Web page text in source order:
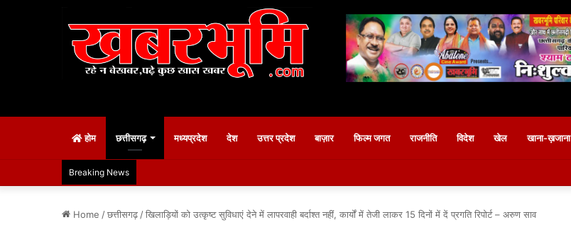
होम छत्तीसगढ़ मध्यप्रदेश देश उत्तर प्रदेश बाज़ार फिल्म जगत राजनीति विदेश खेल खाना-ख़जाना
Breaking News
Home /छत्तीसगढ़ /खिलाड़ियों को उत्कृष्ट सुविधाएं देने में लापरवाही बर्दाश्त नहीं, कार्यों में तेजी लाकर 15 दिनों में दें प्रगति रिपोर्ट – अरुण साव